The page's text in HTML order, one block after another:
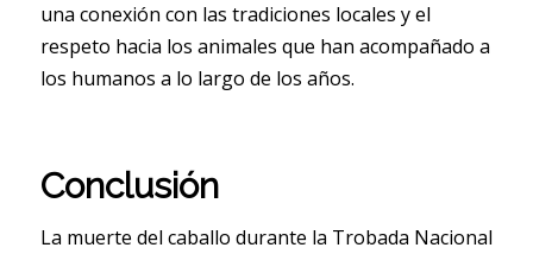
una conexión con las tradiciones locales y el
respeto hacia los animales que han acompañado a
los humanos a lo largo de los años.
Conclusión
La muerte del caballo durante la Trobada Nacional